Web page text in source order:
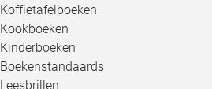
Koffietafelboeken
Kookboeken
Kinderboeken
Boekenstandaards
Leesbrillen